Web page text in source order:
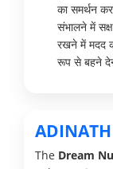
का समर्थन
संभालने में
रखने में मदद
रूप से बहने
The Dream